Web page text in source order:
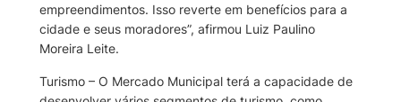
empreendimentos. Isso reverte em benefícios para a
cidade e seus moradores”, afirmou Luiz Paulino
Moreira Leite.
Turismo – O Mercado Municipal terá a capacidade de